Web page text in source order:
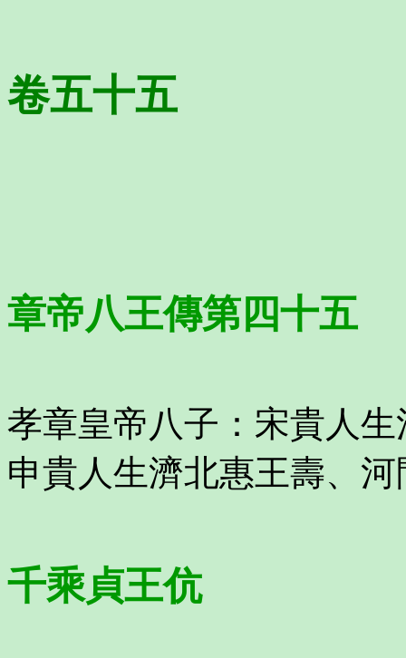
卷五十五
章帝八王傳第四十五
孝章皇帝八子：宋貴人
申貴人生濟北惠王壽、
千乘貞王伉